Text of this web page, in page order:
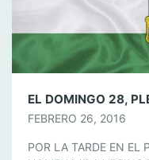
FEBRERO 26, 2016
POR LA TARDE EN EL